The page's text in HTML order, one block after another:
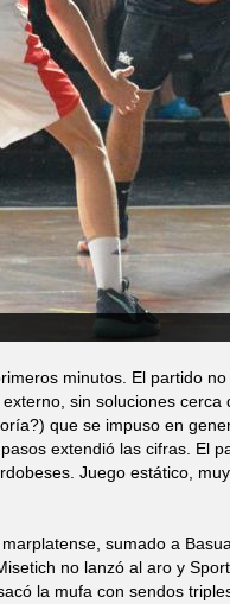
minutos. El partido
sin soluciones cerca
que se impuso en
extendió las cifras. El
Juego estático,
sumado a
no lanzó al aro y
la mufa con sendos